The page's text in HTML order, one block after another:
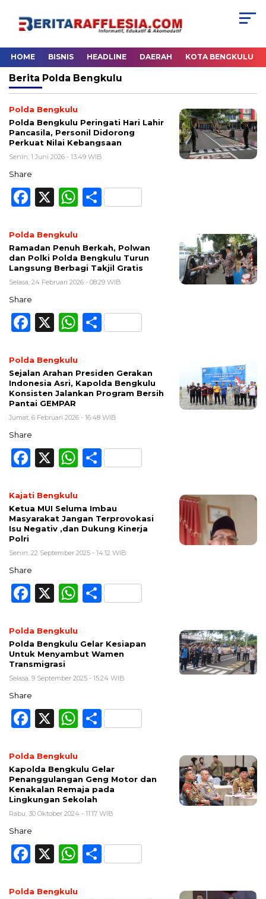
HOME BISNIS HEADLINE DAERAH KOTA BENGKULU
Berita Polda Bengkulu
Polda Bengkulu
Polda Bengkulu Peringati Hari Lahir
Pancasila, Personil Didorong
Perkuat Nilai Kebangsaan
Senin, 1 Juni 2026 - 13:49 WIB
Share
Facebook
X WhatsApp
Share
Polda Bengkulu
Ramadan Penuh Berkah, Polwan
dan Polki Polda Bengkulu Turun
Langsung Berbagi Takjil Gratis
Selasa, 24 Februari 2026 - 08:29 WIB
Share
Facebook
X WhatsApp
Share
Polda Bengkulu
Sejalan Arahan Presiden Gerakan
Indonesia Asri, Kapolda Bengkulu
Konsisten Jalankan Program Bersih
Pantai GEMPAR
Jumat, 6 Februari 2026 - 16:48 WIB
Share
Facebook
X WhatsApp
Share
Kajati Bengkulu
Ketua MUI Seluma Imbau
Masyarakat Jangan Terprovokasi
Isu Negativ ,dan Dukung Kinerja
Polri
Senin, 22 September 2025 - 14:12 WIB
Share
Facebook
X WhatsApp
Share
Polda Bengkulu
Polda Bengkulu Gelar Kesiapan
Untuk Menyambut Wamen
Transmigrasi
Selasa, 9 September 2025 - 15:24 WIB
Share
Facebook
X WhatsApp
Share
Polda Bengkulu
Kapolda Bengkulu Gelar
Penanggulangan Geng Motor dan
Kenakalan Remaja pada
Lingkungan Sekolah
Rabu, 30 Oktober 2024 - 11:17 WIB
Share
Facebook
X WhatsApp
Share
Polda Bengkulu